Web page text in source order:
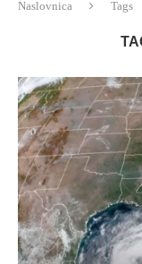
Naslovnica Tags